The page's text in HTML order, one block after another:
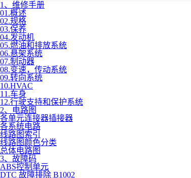
1、维修手册
01.概述
02.规格
03.保养
04.发动机
05.燃油和排放系统
06.悬架系统
07.制动器
08.变速，传动系统
09.转向系统
10.HVAC
11.车身
12.行驶支持和保护系统
2、电路图
各单元连接器插接器
各系统电路
线路图索引
线路图颜色分类
总体电路图
3、故障码
ABS控制单元
DTC 故障排除 B1002